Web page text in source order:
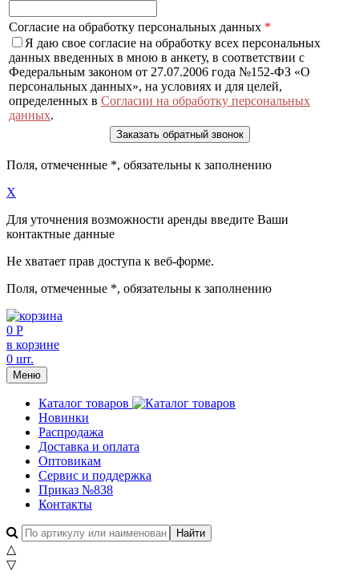
Согласие на обработку персональных данных *
Я даю свое согласие на обработку всех персональных
данных введенных в мною в анкету, в соответствии с
Федеральным законом от 27.07.2006 года №152-ФЗ «О
персональных данных», на условиях и для целей,
определенных в Согласии на обработку персональных
данных.
Поля, отмеченные *, обязательны к заполнению
X
Для уточнения возможности аренды введите Ваши
контактные данные
Не хватает прав доступа к веб-форме.
Поля, отмеченные *, обязательны к заполнению
0 Р
в корзине
0 шт.
Меню
Каталог товаров
Новинки
Распродажа
Доставка и оплата
Оптовикам
Сервис и поддержка
Приказ №838
Контакты
△
▽